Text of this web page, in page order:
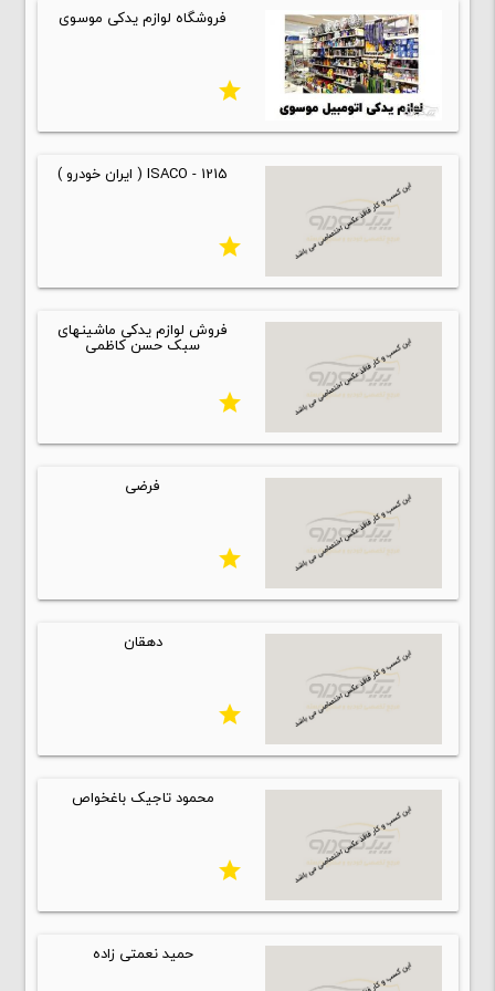
فروشگاه لوازم یدکی موسوی
star
ISACO - 1215 ( ایران خودرو )
star
فروش لوازم یدکی ماشینهای
سبک حسن کاظمی
star
فرضی
star
دهقان
star
محمود تاجیک باغخواص
star
حمید نعمتی زاده